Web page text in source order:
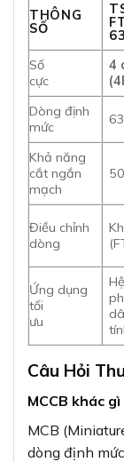
THÔNG
SỐ
Số
cực
4
Dòng định
mức
Khả năng
cắt ngắn
mạch
Điều chỉnh
dòng
Ứng dụng
tối
ưu
Câu Hỏi
MCCB khác
MCB
dòng định mức